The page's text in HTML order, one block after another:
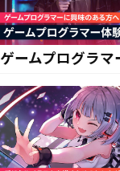
ゲームプログラマ